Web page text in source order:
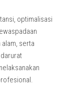
optimalisasi
serta